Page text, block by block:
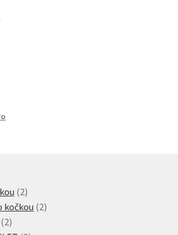
22
produkty
kočkou 22
22